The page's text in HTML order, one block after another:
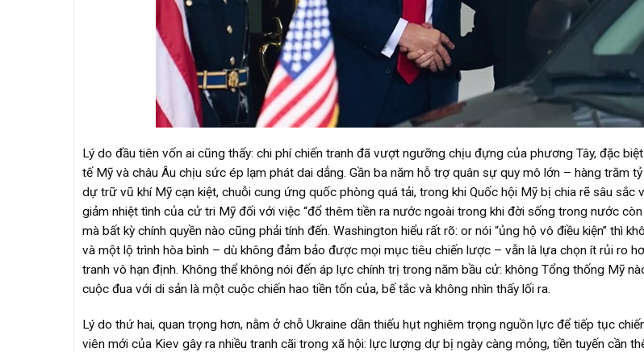
Lý do đầu tiên vốn ai cũng thấy: chi phí chiến tranh đã vượt ngưỡng chịu đựng của phương Tây, đặc
tế Mỹ và châu Âu chịu sức ép lạm phát dai dẳng. Gần ba năm hỗ trợ quân sự quy mô lớn – hàng trăm
dự trữ vũ khí Mỹ cạn kiệt, chuỗi cung ứng quốc phòng quá tải, trong khi Quốc hội Mỹ bị chia rẽ sâu sắc
giảm nhiệt tình của cử tri Mỹ đối với việc “đổ thêm tiền ra nước ngoài trong khi đời sống trong nước còn
mà bất kỳ chính quyền nào cũng phải tính đến. Washington hiểu rất rõ: or nói “ủng hộ vô điều kiện” thì
và một lộ trình hòa bình – dù không đảm bảo được mọi mục tiêu chiến lược – vẫn là lựa chọn ít rủi ro
tranh vô hạn định. Không thể không nói đến áp lực chính trị trong năm bầu cử: không Tổng thống Mỹ
cuộc đua với di sản là một cuộc chiến hao tiền tốn của, bế tắc và không nhìn thấy lối ra.
Lý do thứ hai, quan trọng hơn, nằm ở chỗ Ukraine dần thiếu hụt nghiêm trọng nguồn lực để tiếp tục
viên mới của Kiev gây ra nhiều tranh cãi trong xã hội: lực lượng dự bị ngày càng mỏng, tiền tuyến cần